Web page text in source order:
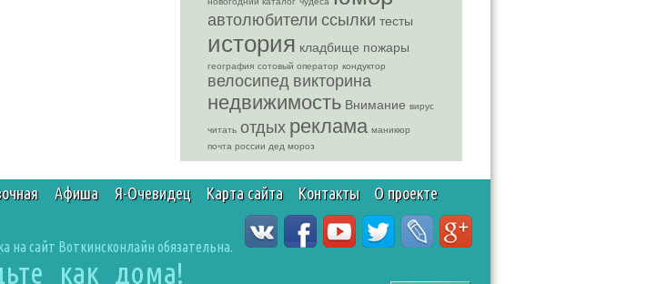
автолюбители ссылки тесты
история кладбище пожары
география сотовый оператор кондуктор
велосипед викторина
недвижимость Внимание вирус
читать отдых реклама маникюр
почта россии дед мороз
Афиша Я-Очевидец Карта сайта Контакты О проекте
на сайт Воткинсконлайн обязательна.
как дома!